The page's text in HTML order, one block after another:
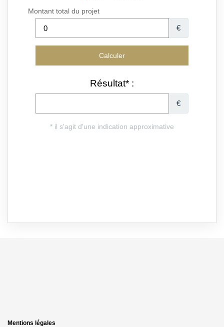
Mentions légales